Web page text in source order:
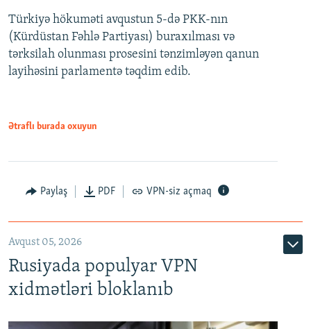
Auto 240p 360p 480p
720p 1080p
360p
480p
Türkiyə hökuməti avqustun 5-də PKK-nın
(Kürdüstan Fəhlə Partiyası) buraxılması və
tərksilah olunması prosesini tənzimləyən qanun
layihəsini parlamentə təqdim edib.
Ətraflı burada oxuyun
Paylaş PDF VPN-siz açmaq
Avqust 05, 2026
Rusiyada populyar VPN
xidmətləri bloklanıb